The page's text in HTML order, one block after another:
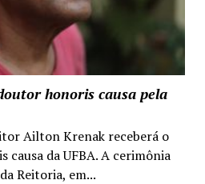
honoris causa pela
Ailton Krenak receberá o
da UFBA. A cerimônia
Reitoria, em...